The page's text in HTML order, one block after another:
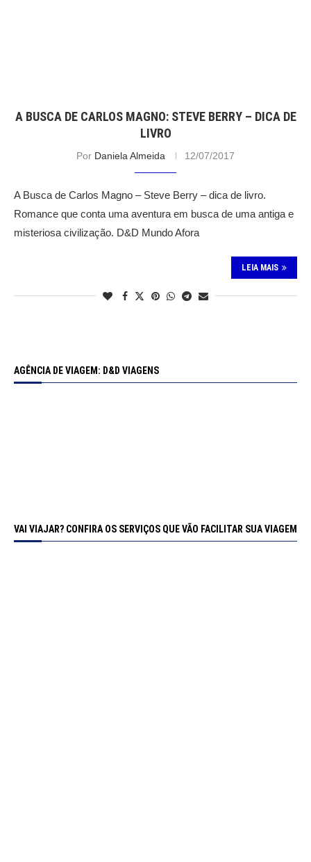
A BUSCA DE CARLOS MAGNO: STEVE BERRY – DICA DE
LIVRO
Por Daniela Almeida 12/07/2017
A Busca de Carlos Magno – Steve Berry – dica de livro.
Romance que conta uma aventura em busca de uma antiga e
misteriosa civilização. D&D Mundo Afora
LEIA MAIS
AGÊNCIA DE VIAGEM: D&D VIAGENS
VAI VIAJAR? CONFIRA OS SERVIÇOS QUE VÃO FACILITAR SUA VIAGEM